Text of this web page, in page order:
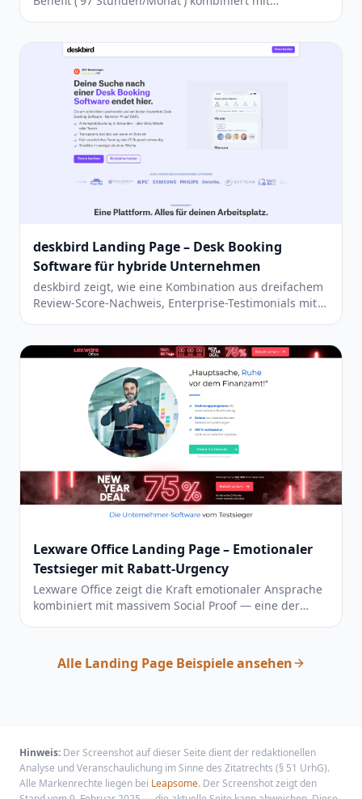
deskbird Landing Page – Desk Booking
Software für hybride Unternehmen
deskbird zeigt, wie eine Kombination aus dreifachem
Review-Score-Nachweis, Enterprise-Testimonials mit
Landing-Page ergibt.
Lexware Office Landing Page – Emotionaler
Testsieger mit Rabatt-Urgency
Lexware Office zeigt die Kraft emotionaler Ansprache
kombiniert mit massivem Social Proof — eine der
Alle Landing Page Beispiele ansehen
Hinweis: Der Screenshot auf dieser Seite dient der redaktionellen
Analyse und Veranschaulichung im Sinne des Zitatrechts (§ 51 UrhG).
Alle Markenrechte liegen bei Leapsome. Der Screenshot zeigt den